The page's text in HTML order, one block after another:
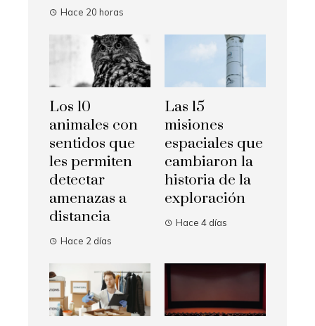
Hace 20 horas
Los 10
animales con
sentidos que
les permiten
detectar
amenazas a
distancia
Hace 2 días
Las 15
misiones
espaciales que
cambiaron la
historia de la
exploración
Hace 4 días